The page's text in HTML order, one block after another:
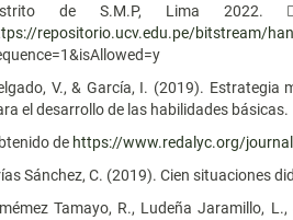
de S.M.P, Lima 2022.
repositorio.ucv.edu.pe/bitstream/
V., & García, I. (2019). Estrategia
el desarrollo de las habilidades básicas.
de https://www.redalyc.org/
Sánchez, C. (2019). Cien situaciones
Tamayo, R., Ludeña Jaramillo,